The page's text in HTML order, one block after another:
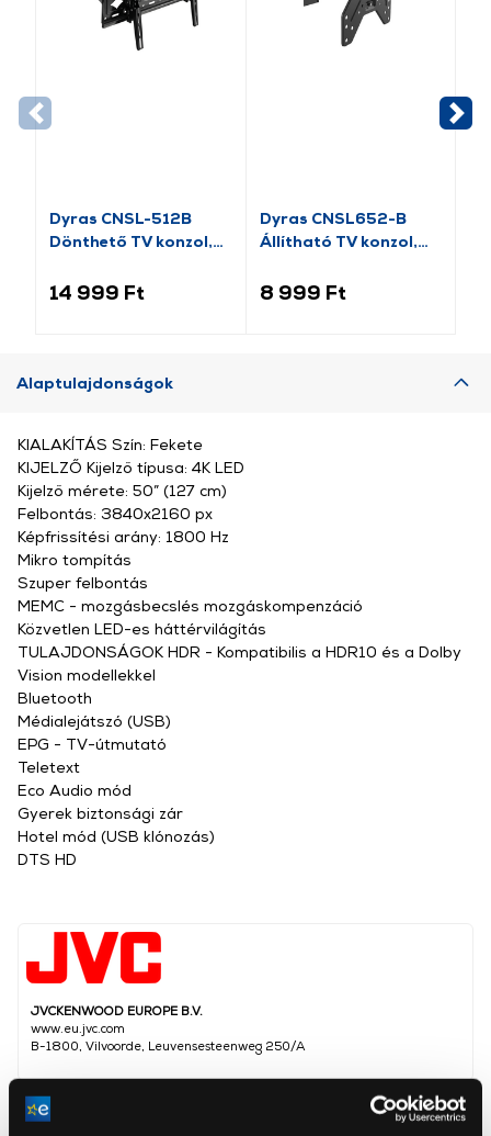
Dyras CNSL-512B
Dönthető TV konzol,
14 999 Ft
Dyras CNSL652-B
Állítható TV konzol,
8 999 Ft
Alaptulajdonságok
JVCKENWOOD EUROPE B.V.
www.eu.jvc.com
B-1800, Vilvoorde, Leuvensesteenweg 250/A
Képátló
KIALAKÍTÁS Szín: Fekete
KIJELZŐ Kijelző típusa: 4K LED
Kijelző mérete: 50” (127 cm)
Felbontás: 3840x2160 px
Képfrissítési arány: 1800 Hz
Mikro tompítás
Szuper felbontás
MEMC - mozgásbecslés mozgáskompenzáció
Közvetlen LED-es háttérvilágítás
TULAJDONSÁGOK HDR - Kompatibilis a HDR10 és a Dolby
Vision modellekkel
Bluetooth
Médialejátszó (USB)
EPG - TV-útmutató
Teletext
Eco Audio mód
Gyerek biztonsági zár
Hotel mód (USB klónozás)
DTS HD